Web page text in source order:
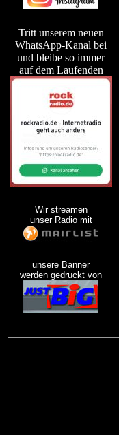
Tritt unserem neuen
WhatsApp-Kanal bei
und bleibe so immer
auf dem Laufenden
Wir streamen
unser Radio mit
unsere Banner
werden gedruckt von